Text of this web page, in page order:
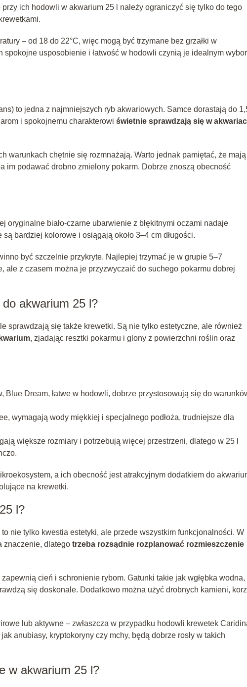
przy ich hodowli w akwarium 25 l należy ograniczyć się tylko do tego
– od 18 do 22°C, więc mogą być trzymane bez grzałki w
spokojne usposobienie i łatwość w hodowli czynią je idealnym
to jedna z najmniejszych ryb akwariowych. Samce dorastają do
i spokojnemu charakterowi świetnie sprawdzają się w
warunkach chętnie się rozmnażają. Warto jednak pamiętać, że mają
im podawać drobno zmielony pokarm. Dobrze znoszą obecność
oryginalne biało-czarne ubarwienie z błękitnymi oczami nadaje
bardziej kolorowe i osiągają około 3–4 cm długości.
być szczelnie przykryte. Najlepiej trzymać je w grupie 5–7
ale z czasem można je przyzwyczaić do suchego pokarmu dobrej
akwarium 25 l?
sprawdzają się także krewetki. Są nie tylko estetyczne, ale również
, zjadając resztki pokarmu i glony z powierzchni roślin oraz
Blue Dream, łatwe w hodowli, dobrze przystosowują się do
wymagają wody miękkiej i specjalnego podłoża, trudniejsze dla
większe rozmiary i potrzebują więcej przestrzeni, dlatego w 25 l
a ich obecność jest atrakcyjnym dodatkiem do
na krewetki.
l?
nie tylko kwestia estetyki, ale przede wszystkim funkcjonalności. W
znaczenie, dlatego trzeba rozsądnie rozplanować rozmieszczenie
cień i schronienie rybom. Gatunki takie jak wgłębka wodna,
się doskonale. Dodatkowo można użyć drobnych kamieni,
lub aktywne – zwłaszcza w przypadku hodowli krewetek
anubiasy, kryptokoryny czy mchy, będą dobrze rosły w takich
w akwarium 25 l?